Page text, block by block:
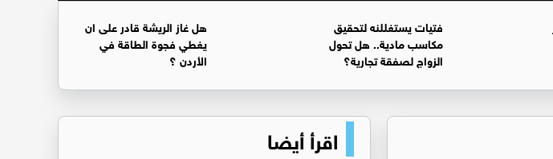
فتيات يستغللنه لتحقيق
مكاسب مادية.. هل تحول
الزواج لصفقة تجارية؟
هل غاز الريشة قادر على ان
يغطي فجوة الطاقة في
الأردن ؟
اقرأ أيضا